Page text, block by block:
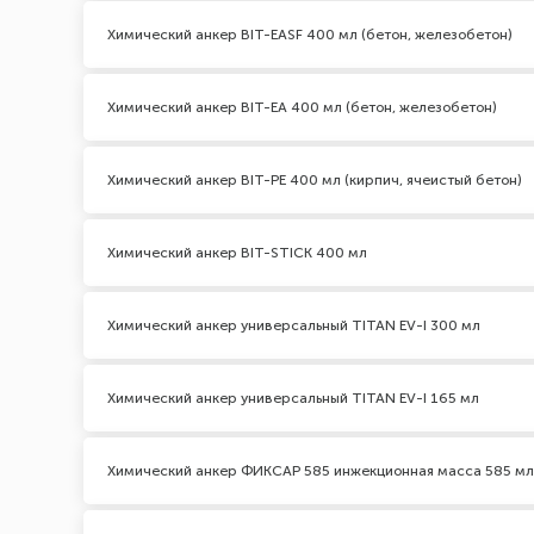
Химический анкер BIT-EASF 400 мл (бетон, железобетон)
Химический анкер BIT-EA 400 мл (бетон, железобетон)
Химический анкер BIT-PE 400 мл (кирпич, ячеистый бетон)
Химический анкер BIT-STICK 400 мл
Химический анкер универсальный TITAN EV-I 300 мл
Химический анкер универсальный TITAN EV-I 165 мл
Химический анкер ФИКСАР 585 инжекционная масса 585 мл